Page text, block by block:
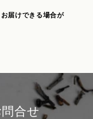
届けできる場合が
合せ